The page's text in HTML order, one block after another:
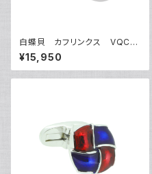
白蝶貝 カフリンクス VQC-1
212A
¥15,950